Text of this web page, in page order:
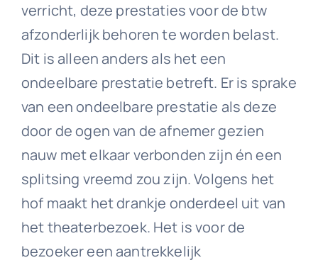
verricht, deze prestaties voor de btw
afzonderlijk behoren te worden belast.
Dit is alleen anders als het een
ondeelbare prestatie betreft. Er is sprake
van een ondeelbare prestatie als deze
door de ogen van de afnemer gezien
nauw met elkaar verbonden zijn én een
splitsing vreemd zou zijn. Volgens het
hof maakt het drankje onderdeel uit van
het theaterbezoek. Het is voor de
bezoeker een aantrekkelijk